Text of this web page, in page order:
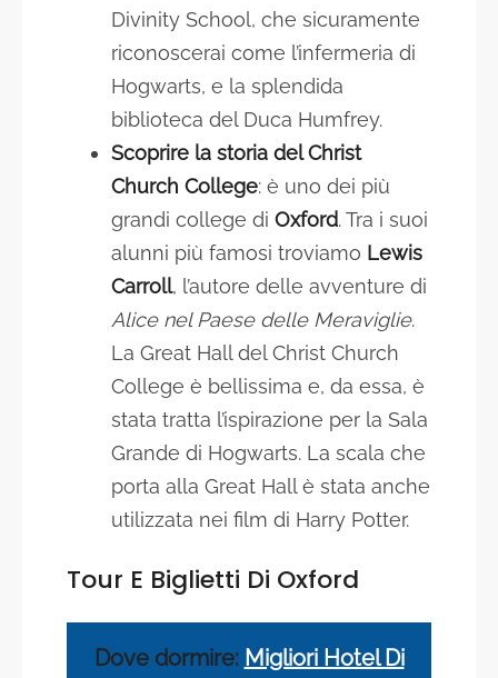
Divinity School, che sicuramente
riconoscerai come l’infermeria di
Hogwarts, e la splendida
biblioteca del Duca Humfrey.
Scoprire la storia del Christ
Church College: è uno dei più
grandi college di Oxford. Tra i suoi
alunni più famosi troviamo Lewis
Carroll, l’autore delle avventure di
Alice nel Paese delle Meraviglie.
La Great Hall del Christ Church
College è bellissima e, da essa, è
stata tratta l’ispirazione per la Sala
Grande di Hogwarts. La scala che
porta alla Great Hall è stata anche
utilizzata nei film di Harry Potter.
Tour E Biglietti Di Oxford
Dove dormire: Migliori Hotel Di